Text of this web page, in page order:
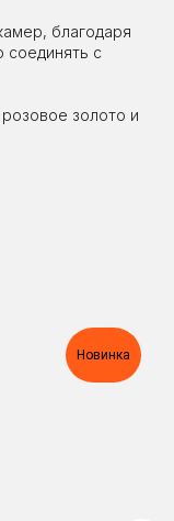
благодаря
соединять с
золото и
Новинка